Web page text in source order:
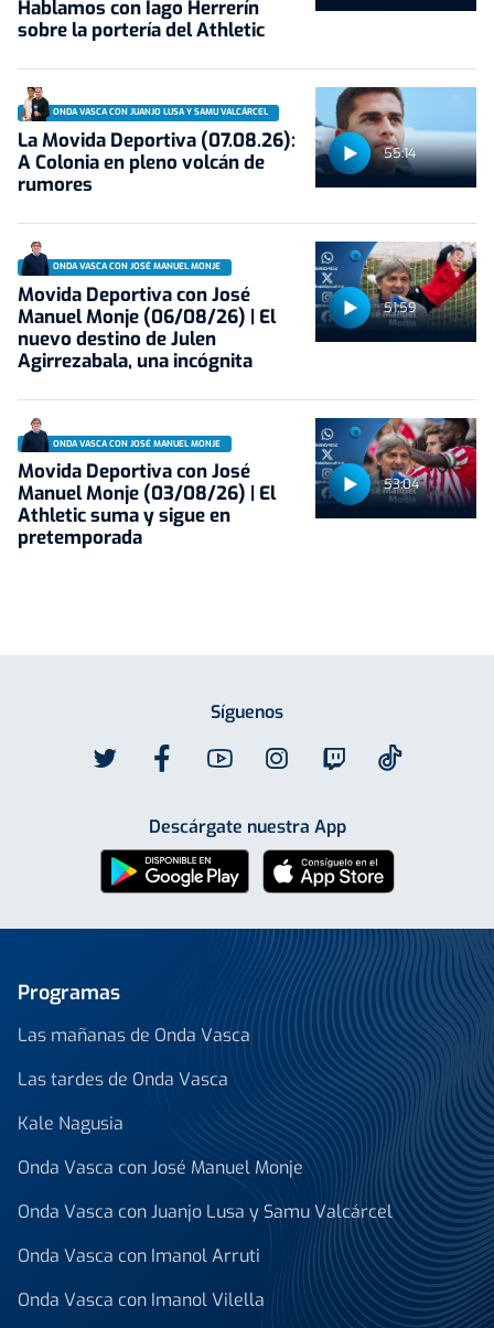
Hablamos con Iago Herrerín
sobre la portería del Athletic
55:14
ONDA VASCA CON JUANJO LUSA Y SAMU VALCÁRCEL
La Movida Deportiva (07.08.26):
A Colonia en pleno volcán de
rumores
51:59
ONDA VASCA CON JOSÉ MANUEL MONJE
Movida Deportiva con José
Manuel Monje (06/08/26) | El
nuevo destino de Julen
Agirrezabala, una incógnita
53:04
ONDA VASCA CON JOSÉ MANUEL MONJE
Movida Deportiva con José
Manuel Monje (03/08/26) | El
Athletic suma y sigue en
pretemporada
Síguenos
Descárgate nuestra App
Programas
Las mañanas de Onda Vasca
Las tardes de Onda Vasca
Kale Nagusia
Onda Vasca con José Manuel Monje
Onda Vasca con Juanjo Lusa y Samu Valcárcel
Onda Vasca con Imanol Arruti
Onda Vasca con Imanol Vilella